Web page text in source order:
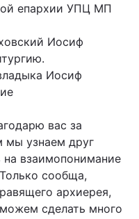
епархии УПЦ МП
Иосиф
Иосиф
вас за
мы узнаем друг
взаимопонимание
сообща,
архиерея,
сделать много